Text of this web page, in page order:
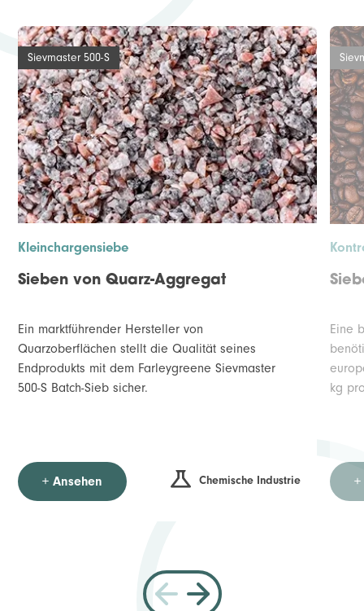
Sievmaster 500-S
Kleinchargensiebe
Sieben von Quarz-Aggregat
Ein marktführender Hersteller von
Quarzoberflächen stellt die Qualität seines
Endprodukts mit dem Farleygreene Sievmaster
500-S Batch-Sieb sicher.
+ Ansehen Chemische Industrie
Eine
kg